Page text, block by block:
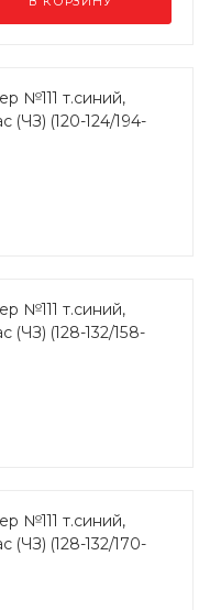
№111 т.синий,
(ЧЗ) (120-124/194-
№111 т.синий,
(ЧЗ) (128-132/158-
№111 т.синий,
(ЧЗ) (128-132/170-